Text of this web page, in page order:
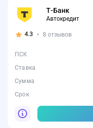
Т-Банк
Автокредит
4.3 • 8 отзывов
ПСК
Ставка
Сумма
Срок